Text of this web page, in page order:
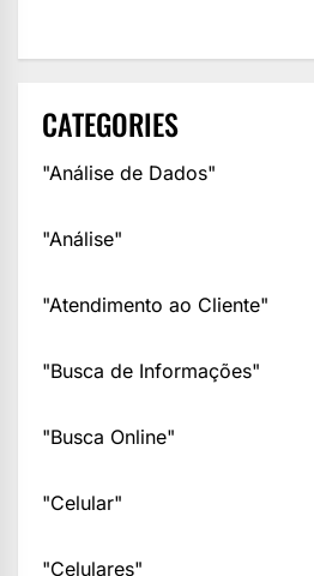
CATEGORIES
"Análise de Dados"
"Análise"
"Atendimento ao Cliente"
"Busca de Informações"
"Busca Online"
"Celular"
"Celulares"